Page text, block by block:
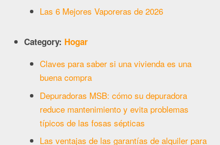
Las 6 Mejores Vaporeras de 2026
Category: Hogar
Claves para saber si una vivienda es una
buena compra
Depuradoras MSB: cómo su depuradora
reduce mantenimiento y evita problemas
típicos de las fosas sépticas
Las ventajas de las garantías de alquiler para